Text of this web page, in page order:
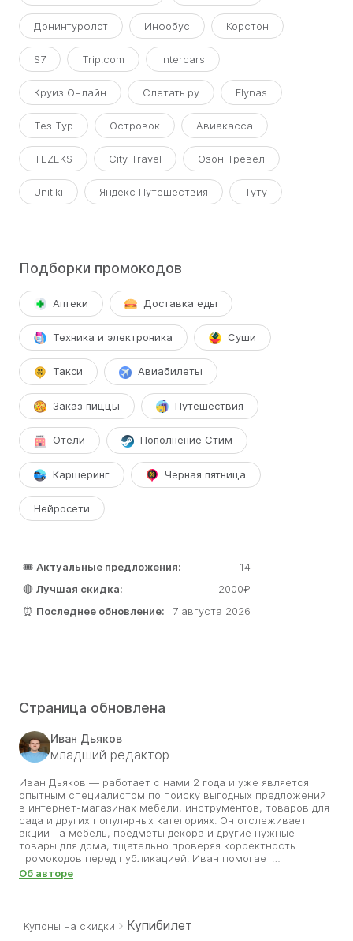
Донинтурфлот Инфобус Корстон
S7 Trip.com Intercars
Круиз Онлайн Слетать.ру Flynas
Тез Тур Островок Авиакасса
TEZEKS City Travel Озон Тревел
Unitiki Яндекс Путешествия Туту
Подборки промокодов
Аптеки Доставка еды
Техника и электроника Суши
Такси Авиабилеты
Заказ пиццы Путешествия
Отели Пополнение Стим
Каршеринг Черная пятница
Нейросети
🎟️ Актуальные предложения:
14
🔴 Лучшая скидка:
2000₽
⏰ Последнее обновление: 7 августа 2026
Страница обновлена
Иван Дьяков
младший редактор
Иван Дьяков — работает с нами 2 года и уже является
опытным специалистом по поиску выгодных предложений
в интернет-магазинах мебели, инструментов, товаров для
сада и других популярных категориях. Он отслеживает
акции на мебель, предметы декора и другие нужные
товары для дома, тщательно проверяя корректность
промокодов перед публикацией. Иван помогает
пользователям выбирать стильные и качественные вещи,
внимательности обустройство дома становится не просто
комфортным, но и доступным по цене. Иван уверен, что
Об авторе
Купоны на скидки Купибилет